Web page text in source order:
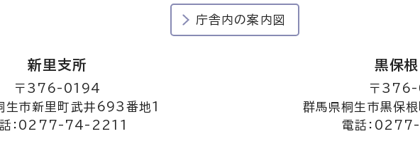
庁舎内の案内図
新里支所
〒376-0194
生市新里町武井693番地1
：0277-74-2211
黒保
〒
群馬県桐生市黒保
電話：